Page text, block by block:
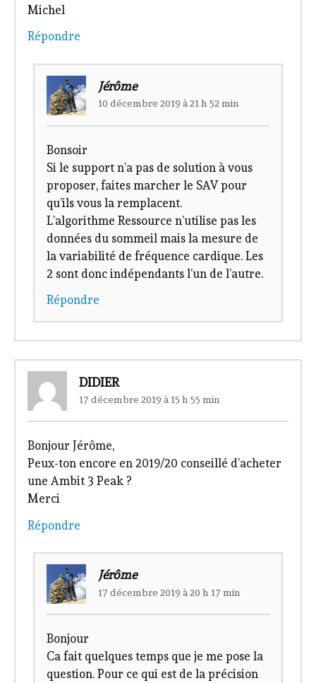
Michel
Répondre
Jérôme
10 décembre 2019 à 21 h 52 min
Bonsoir
Si le support n’a pas de solution à vous
proposer, faites marcher le SAV pour
qu’ils vous la remplacent.
L’algorithme Ressource n’utilise pas les
données du sommeil mais la mesure de
la variabilité de fréquence cardique. Les
2 sont donc indépendants l’un de l’autre.
Répondre
DIDIER
17 décembre 2019 à 15 h 55 min
Bonjour Jérôme,
Peux-ton encore en 2019/20 conseillé d’acheter
une Ambit 3 Peak ?
Merci
Répondre
Jérôme
17 décembre 2019 à 20 h 17 min
Bonjour
Ca fait quelques temps que je me pose la
question. Pour ce qui est de la précision